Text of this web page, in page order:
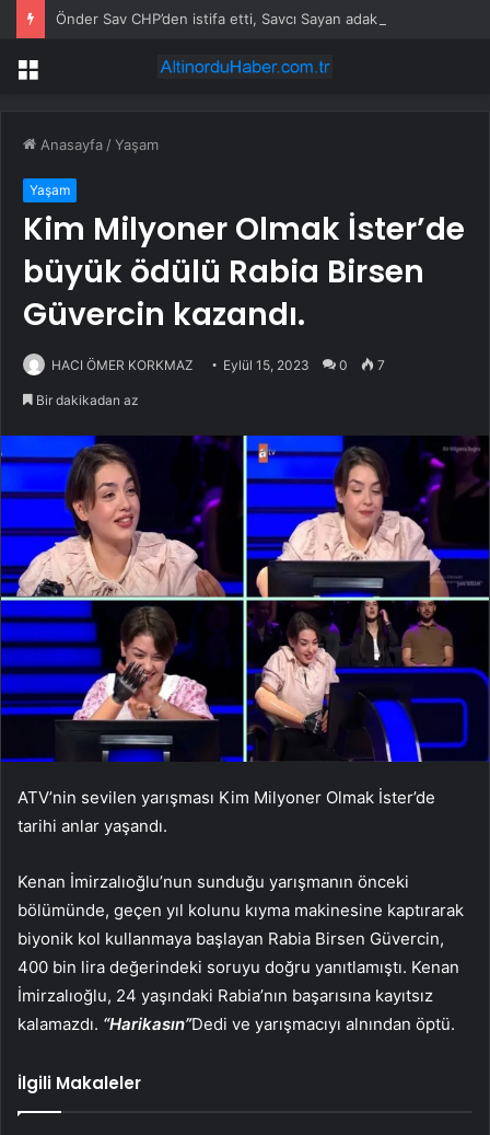
Önder Sav CHP’den istifa etti, Savcı Sayan adak kesti
Menü
Anasayfa /Yaşam
Yaşam
Kim Milyoner Olmak İster’de
büyük ödülü Rabia Birsen
Güvercin kazandı.
HACI ÖMER KORKMAZ Eylül 15, 2023 0 7
Bir dakikadan az
ATV’nin sevilen yarışması Kim Milyoner Olmak İster’de
tarihi anlar yaşandı.
Kenan İmirzalıoğlu’nun sunduğu yarışmanın önceki
bölümünde, geçen yıl kolunu kıyma makinesine kaptırarak
biyonik kol kullanmaya başlayan Rabia Birsen Güvercin,
400 bin lira değerindeki soruyu doğru yanıtlamıştı. Kenan
İmirzalıoğlu, 24 yaşındaki Rabia’nın başarısına kayıtsız
kalamazdı. “Harikasın”Dedi ve yarışmacıyı alnından öptü.
İlgili Makaleler